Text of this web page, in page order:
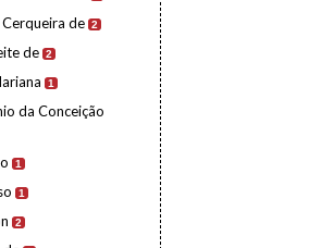
Cerqueira de 2
de 2
1
da Conceição
1
1
2